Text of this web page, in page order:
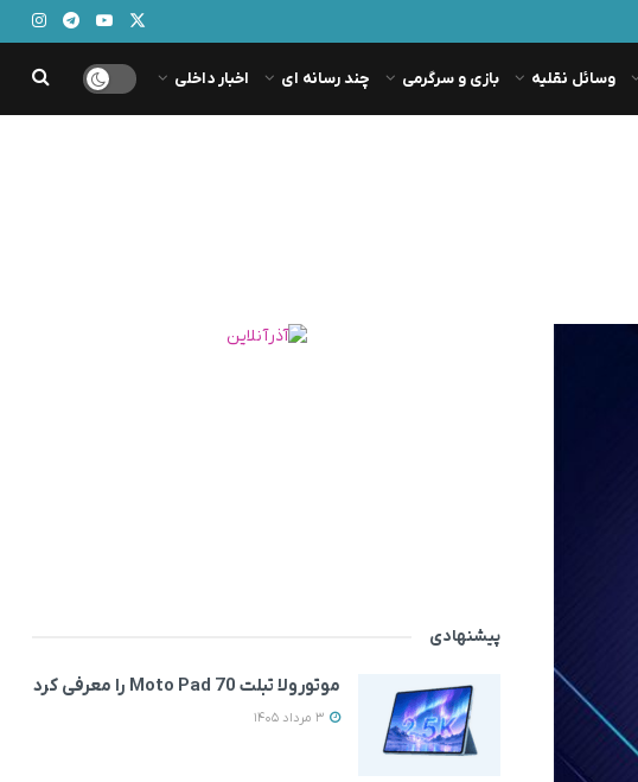
وسائل نقلیه بازی و سرگرمی چند رسانه ای اخبار داخلی
پیشنهادی
موتورولا تبلت Moto Pad 70 را معرفی کرد